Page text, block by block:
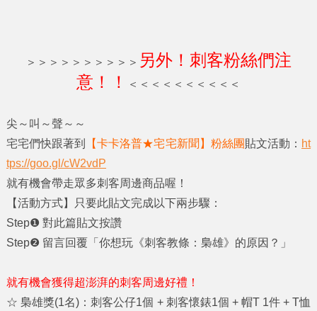
＞＞＞＞＞＞＞＞＞＞ 另外！刺客粉絲們注
意！！
＜＜＜＜＜＜＜＜＜＜
尖～叫～聲～～
宅宅們快跟著到
【卡卡洛普★宅宅新聞】粉絲團貼文活動： ht
tps://goo.gl/cW2vdP
就有機會帶走眾多刺客周邊商品喔！
【活動方式】只要此貼文完成以下兩步驟：
Step❶ 對此篇貼文按讚
Step❷ 留言回覆「你想玩《刺客教條：梟雄》的原因？」
就有機會獲得超澎湃的刺客周邊好禮！
☆梟雄獎(1名)：刺客公仔1個 + 刺客懷錶1個 + 帽T 1件 + T恤